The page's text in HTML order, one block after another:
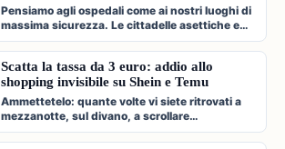
Pensiamo agli ospedali come ai nostri luoghi di
massima sicurezza. Le cittadelle asettiche e
climatizzate dove veniamo c…
Scatta la tassa da 3 euro: addio allo
shopping invisibile su Shein e Temu
Ammettetelo: quante volte vi siete ritrovati a
mezzanotte, sul divano, a scrollare
compulsivamente l'app di Shein, Temu…